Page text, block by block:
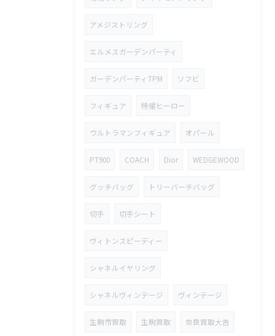
アメジストリング
エルメスガーデンパーティ
ガーデンパーティTPM ソフビ
フィギュア 特撮ヒーロー
ウルトラマンフィギュア オパール
PT900 COACH Dior WEDGEWOOD
グッチバッグ トリーバーチバッグ
切手 切手シート
ヴィトンスピーディー
シャネルイヤリング
シャネルヴィンテージ ヴィンテージ
生駒市買取 生駒買取 奈良買取大吉